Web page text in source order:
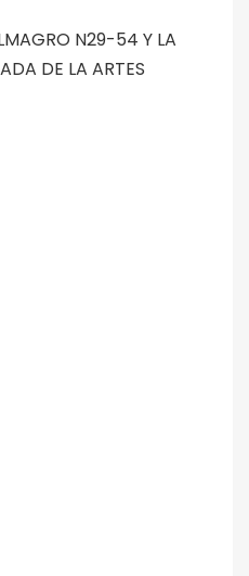
N29-54 Y LA
DE LA ARTES